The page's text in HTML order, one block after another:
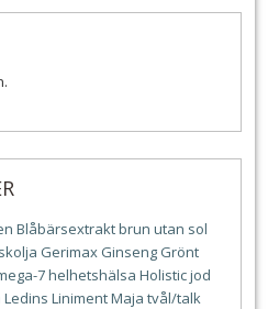
Blåbärsextraktbrun utan sol
Gerimax Ginseng Grönt
7helhetshälsa Holisticjod
Ledins LinimentMaja tvål/talk